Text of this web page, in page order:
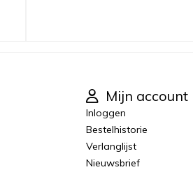
Mijn account
Inloggen
Bestelhistorie
Verlanglijst
Nieuwsbrief